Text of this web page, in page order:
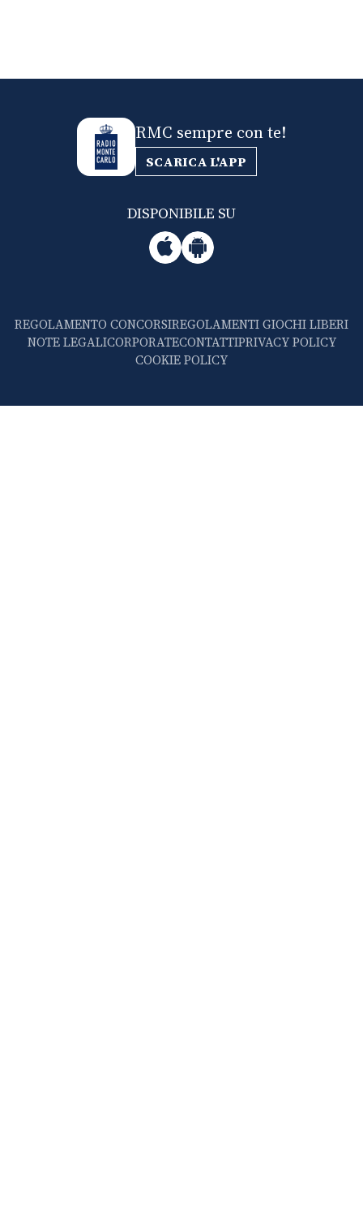
RMC sempre con te!
SCARICA L'APP
DISPONIBILE SU
REGOLAMENTO CONCORSIREGOLAMENTI GIOCHI LIBERI
NOTE LEGALICORPORATECONTATTIPRIVACY POLICY
COOKIE POLICY